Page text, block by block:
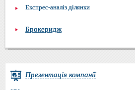
Експрес-аналіз ділянки
Брокеридж
Презентація компанії